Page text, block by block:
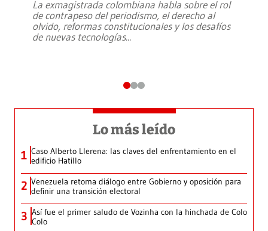
La exmagistrada colombiana habla sobre el rol
de contrapeso del periodismo, el derecho al
olvido, reformas constitucionales y los desafíos
de nuevas tecnologías...
Lo más leído
1 Caso Alberto Llerena: las claves del enfrentamiento en el
edificio Hatillo
2 Venezuela retoma diálogo entre Gobierno y oposición para
definir una transición electoral
3 Así fue el primer saludo de Vozinha con la hinchada de Colo
Colo